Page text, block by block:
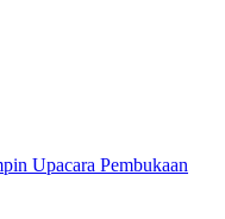
Upacara Pembukaan